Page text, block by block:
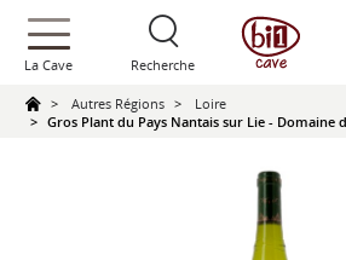
text.skipToContent
text.skipToNavigation
La Cave Recherche
Autres Régions
Loire
Gros Plant du Pays Nantais sur Lie - Domaine